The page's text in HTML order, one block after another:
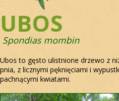
UBOS
Spondias mombin
Ubos to gęsto ulistnione drzewo z
pnia, z licznymi pęknięciami i
pachnącymi kwiatami.